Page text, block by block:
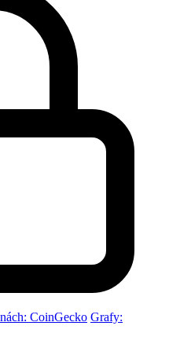
CoinGecko Grafy: